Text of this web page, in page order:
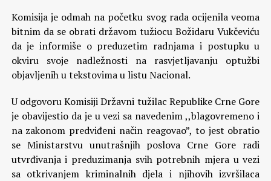
Komisija je odmah na početku svog rada ocijenila veoma
bitnim da se obrati državom tužiocu Božidaru Vukčeviću
da je informiše o preduzetim radnjama i postupku u
okviru svoje nadležnosti na rasvjetljavanju optužbi
objavljenih u tekstovima u listu Nacional.
U odgovoru Komisiji Državni tužilac Republike Crne Gore
je obavijestio da je u vezi sa navedenim ,,blagovremeno i
na zakonom predviđeni način reagovao”, to jest obratio
se Ministarstvu unutrašnjih poslova Crne Gore radi
utvrđivanja i preduzimanja svih potrebnih mjera u vezi
sa otkrivanjem kriminalnih djela i njihovih izvršilaca